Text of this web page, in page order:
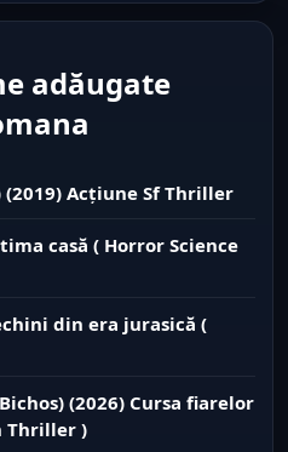
adăugate
Acțiune Sf Thriller
casă ( Horror Science
din era jurasică (
(2026) Cursa fiarelor
Thriller )